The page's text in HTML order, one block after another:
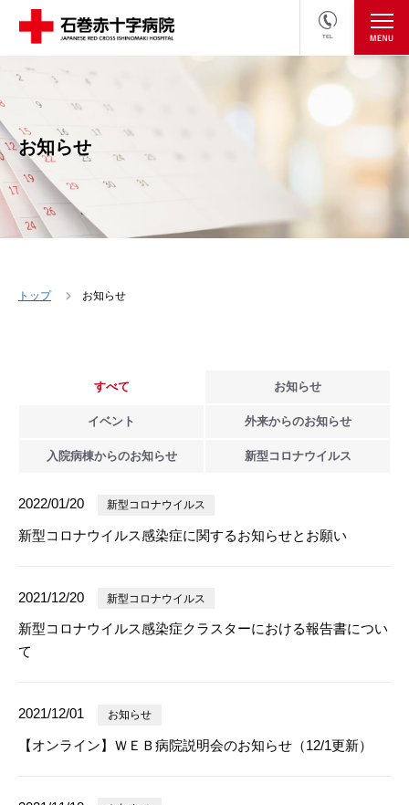
TEL
医療関係者の方
お知らせ
トップ お知らせ
すべて お知らせ
イベント 外来からのお知らせ
入院病棟からのお知らせ 新型 コロナウイルス
2022/01/20 新型コロナウイルス
新型コロナウイルス感染症に関するお知らせとお願い
2021/12/20 新型コロナウイルス
新型コロナウイルス感染症クラスターにおける報告書につい
て
2021/12/01 お知らせ
【オンライン】ＷＥＢ病院説明会のお知らせ（12/1更新）